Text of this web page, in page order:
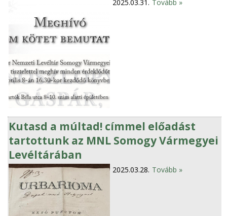
2025.03.31. Tovább »
Kutasd a múltad! címmel előadást
tartottunk az MNL Somogy Vármegyei
Levéltárában
2025.03.28. Tovább »